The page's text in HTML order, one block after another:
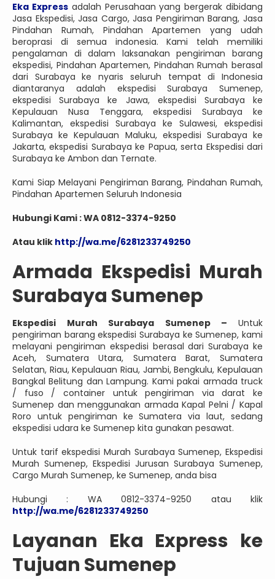
Eka Expressadalah Perusahaan yang bergerak dibidang
Jasa Ekspedisi, Jasa Cargo, Jasa Pengiriman Barang, Jasa
Pindahan Rumah, Pindahan Apartemen yang udah
beroprasi di semua indonesia. Kami telah memiliki
pengalaman di dalam laksanakan pengiriman barang
ekspedisi, Pindahan Apartemen, Pindahan Rumah berasal
dari Surabaya ke nyaris seluruh tempat di Indonesia
diantaranya adalah ekspedisi Surabaya Sumenep,
ekspedisi Surabaya ke Jawa, ekspedisi Surabaya ke
Kepulauan Nusa Tenggara, ekspedisi Surabaya ke
Kalimantan, ekspedisi Surabaya ke Sulawesi, ekspedisi
Surabaya ke Kepulauan Maluku, ekspedisi Surabaya ke
Jakarta, ekspedisi Surabaya ke Papua, serta Ekspedisi dari
Surabaya ke Ambon dan Ternate.
Kami Siap Melayani Pengiriman Barang, Pindahan Rumah,
Pindahan Apartemen Seluruh Indonesia
Hubungi Kami : WA 0812-3374-9250
Atau klik http://wa.me/6281233749250
Armada Ekspedisi Murah
Surabaya Sumenep
Ekspedisi Murah Surabaya Sumenep – Untuk
pengiriman barang ekspedisi Surabaya ke Sumenep, kami
melayani pengiriman ekspedisi berasal dari Surabaya ke
Aceh, Sumatera Utara, Sumatera Barat, Sumatera
Selatan, Riau, Kepulauan Riau, Jambi, Bengkulu, Kepulauan
Bangkal Belitung dan Lampung. Kami pakai armada truck
/ fuso / container untuk pengiriman via darat ke
Sumenep dan menggunakan armada Kapal Pelni / Kapal
Roro untuk pengiriman ke Sumatera via laut, sedang
ekspedisi udara ke Sumenep kita gunakan pesawat.
Untuk tarif ekspedisi Murah Surabaya Sumenep, Ekspedisi
Murah Sumenep, Ekspedisi Jurusan Surabaya Sumenep,
Cargo Murah Sumenep, ke Sumenep, anda bisa
Hubungi : WA 0812-3374-9250 atau klik
http://wa.me/6281233749250
Layanan Eka Express ke
Tujuan Sumenep